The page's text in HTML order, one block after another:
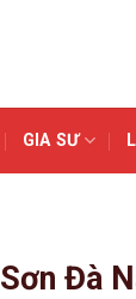
GIA SƯ
Đà